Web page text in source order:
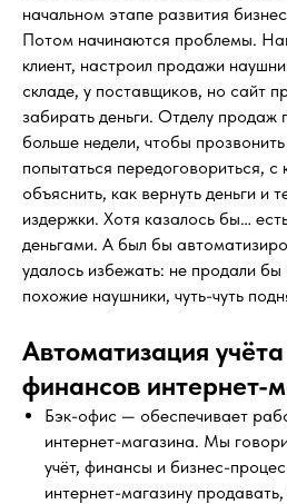
начальном этапе развития
Потом начинаются проблемы.
клиент, настроил продажи
складе, у поставщиков, но сайт
забирать деньги. Отделу продаж
больше недели, чтобы прозвонить
попытаться передоговориться, с
объяснить, как вернуть деньги и
издержки. Хотя казалось бы…
деньгами. А был бы
удалось избежать: не продали
похожие наушники, чуть-чуть
Автоматизация
финансов интернет-
Бэк-офис — обеспечивает
интернет-магазина. Мы
учёт, финансы и бизнес-
интернет-магазину